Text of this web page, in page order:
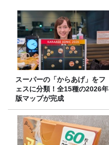
スーパーの「からあげ」をフ
ェスに分類！全15種の2026年
版マップが完成